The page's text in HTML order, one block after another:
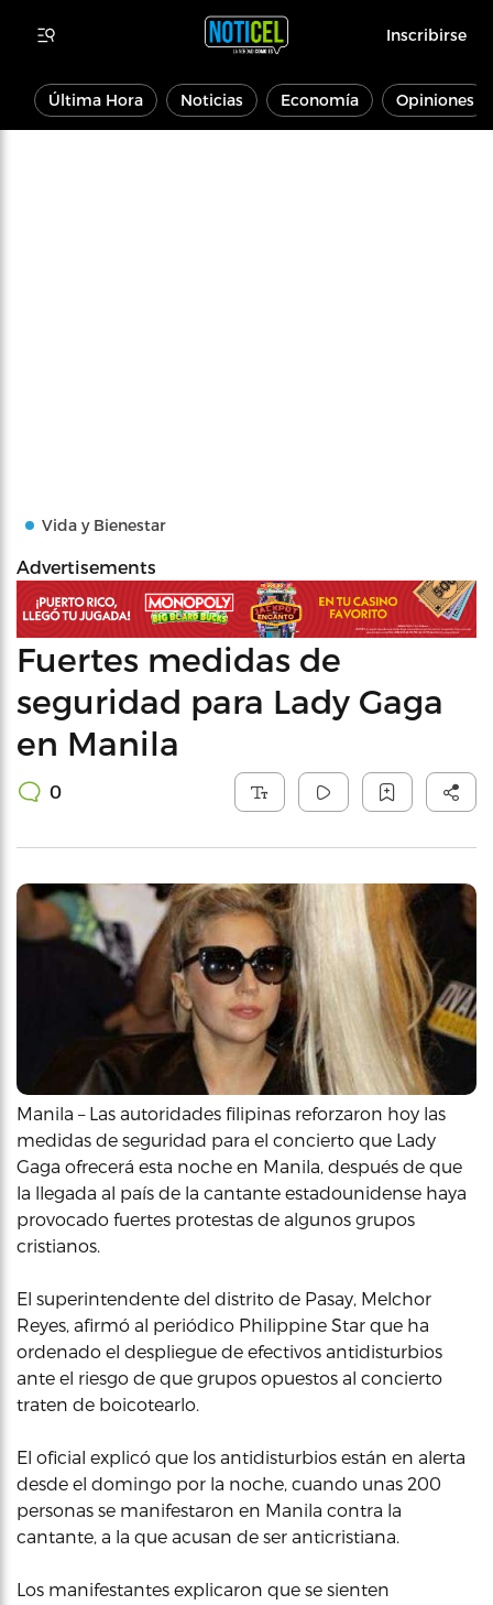
Inscribirse
Última Hora Noticias Economía Opiniones
Vida y Bienestar
Advertisements
Fuertes medidas de
seguridad para Lady Gaga
en Manila
0
Manila – Las autoridades filipinas reforzaron hoy las
medidas de seguridad para el concierto que Lady
Gaga ofrecerá esta noche en Manila, después de que
la llegada al país de la cantante estadounidense haya
provocado fuertes protestas de algunos grupos
cristianos.
El superintendente del distrito de Pasay, Melchor
Reyes, afirmó al periódico Philippine Star que ha
ordenado el despliegue de efectivos antidisturbios
ante el riesgo de que grupos opuestos al concierto
traten de boicotearlo.
El oficial explicó que los antidisturbios están en alerta
desde el domingo por la noche, cuando unas 200
personas se manifestaron en Manila contra la
cantante, a la que acusan de ser anticristiana.
Los manifestantes explicaron que se sienten